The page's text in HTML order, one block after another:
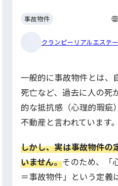
事故物件
クランピーリアルエステ
一般的に事故物件とは、
死亡など、過去に人の死
的な抵抗感（心理的瑕疵
不動産と言われています。
しかし、実は事故物件の
いません。そのため、「
＝事故物件」という定義